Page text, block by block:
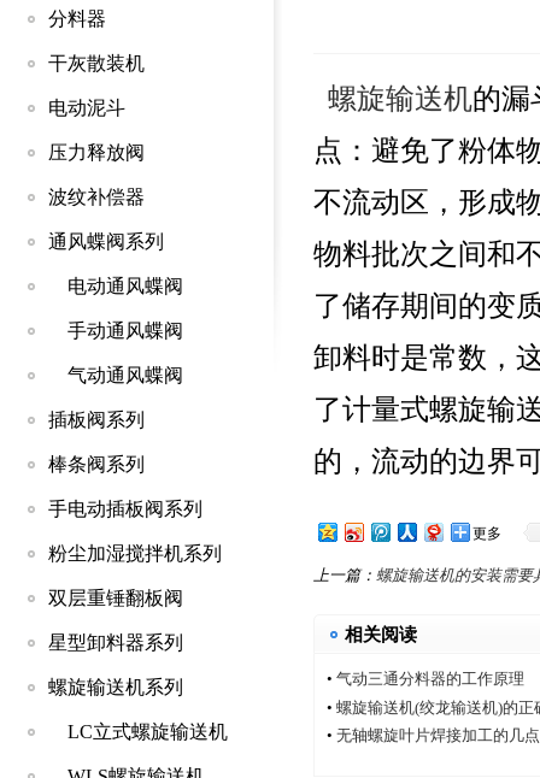
分料器
干灰散装机
电动泥斗
压力释放阀
波纹补偿器
通风蝶阀系列
电动通风蝶阀
手动通风蝶阀
气动通风蝶阀
插板阀系列
棒条阀系列
手电动插板阀系列
粉尘加湿搅拌机系列
双层重锤翻板阀
星型卸料器系列
螺旋输送机系列
LC立式螺旋输送机
螺旋输送机的漏
点：避免了粉体
不流动区，形成
物料批次之间和
了储存期间的变
卸料时是常数，
了计量式螺旋输
的，流动的边界
更多
上一篇： 螺旋输送机的安装需要
相关阅读
• 气动三通分料器的工作原理
• 螺旋输送机(绞龙输送机)的
• 无轴螺旋叶片焊接加工的几